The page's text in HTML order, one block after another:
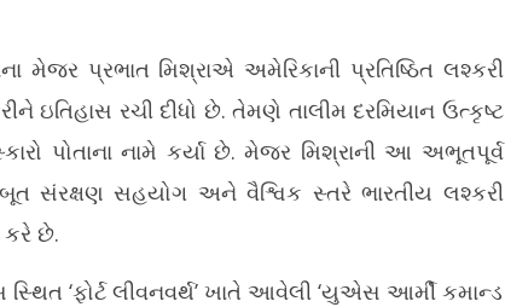
કરોડોના ખર્ચે નવી બનેલી RTO
રાહ જોઈ રહી છે
ગાંધીનગરના પીંડારડા ગામ નજીક ટ્રકે રિક્ષા
પર પલટી ખાતાં બે મહિલાનાં મોત
2026
મેજર પ્રભાત મિશ્રાએ અમેરિકાની પ્રતિષ્ઠિત લશ્કરી
ઇતિહાસ રચી દીધો છે. તેમણે તાલીમ દરમિયાન ઉત્કૃષ્ટ
પોતાના નામે કર્યા છે. મેજર મિશ્રાની આ અભૂતપૂર્વ
સંરક્ષણ સહયોગ અને વૈશ્વિક સ્તરે ભારતીય લશ્કરી
કરે છે.
‘ફોર્ટ લીવનવર્થ’ ખાતે આવેલી ‘યુએસ આર્મી કમાન્ડ